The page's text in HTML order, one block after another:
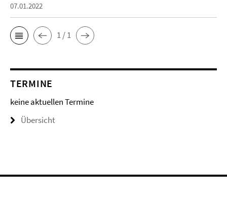
07.01.2022
1 / 1
TERMINE
keine aktuellen Termine
Übersicht